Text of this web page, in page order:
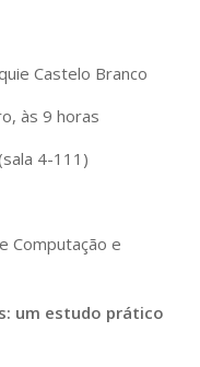
Castelo Branco
às 9 horas
4-111)
Computação e
um estudo prático